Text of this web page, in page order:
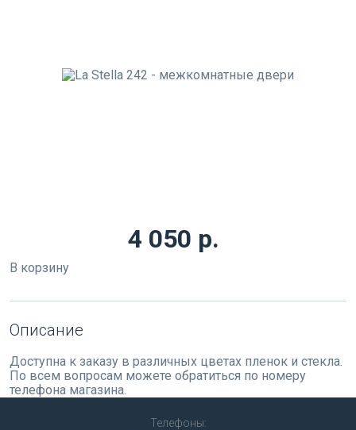
4 050 р.
В корзину
Описание
Доступна к заказу в различных цветах пленок и стекла.
По всем вопросам можете обратиться по номеру
телефона магазина.
Телефоны: